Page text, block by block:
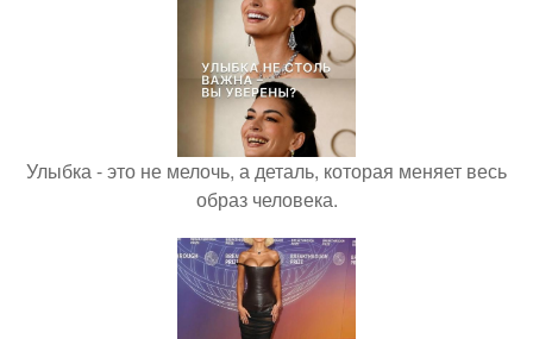
Улыбка - это не мелочь, а деталь, которая меняет весь
образ человека.